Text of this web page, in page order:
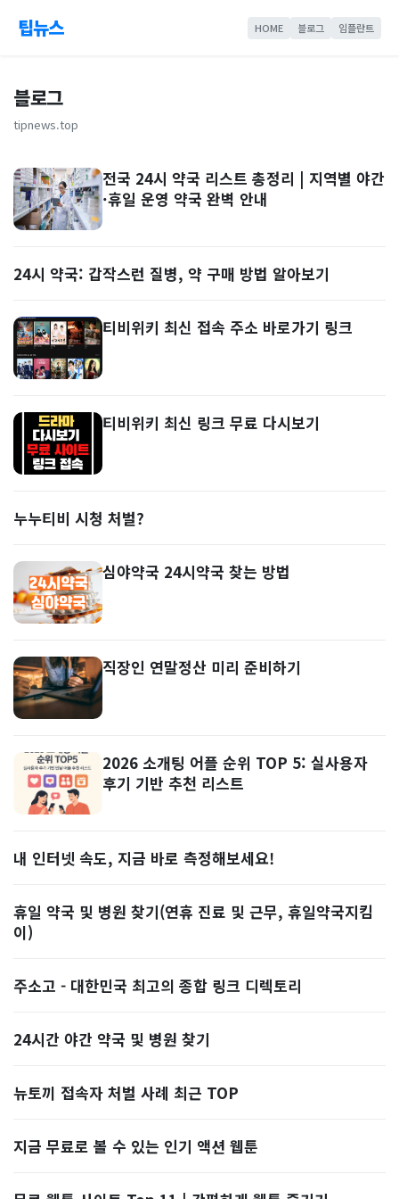
팁뉴스 HOME 블로그 임플란트
블로그
tipnews.top
전국 24시 약국 리스트 총정리 | 지역별 야간
·휴일 운영 약국 완벽 안내
24시 약국: 갑작스런 질병, 약 구매 방법 알아보기
티비위키 최신 접속 주소 바로가기 링크
티비위키 최신 링크 무료 다시보기
누누티비 시청 처벌?
심야약국 24시약국 찾는 방법
직장인 연말정산 미리 준비하기
2026 소개팅 어플 순위 TOP 5: 실사용자
후기 기반 추천 리스트
내 인터넷 속도, 지금 바로 측정해보세요!
휴일 약국 및 병원 찾기(연휴 진료 및 근무, 휴일약국지킴
이)
주소고 - 대한민국 최고의 종합 링크 디렉토리
24시간 야간 약국 및 병원 찾기
뉴토끼 접속자 처벌 사례 최근 TOP
지금 무료로 볼 수 있는 인기 액션 웹툰